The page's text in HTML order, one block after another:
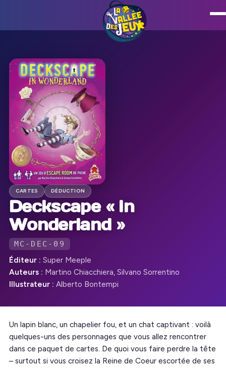
CARTES DÉDUCTION
Deckscape « In
Wonderland »
MC-DEC-09
Éditeur : Super Meeple
Auteurs : Martino Chiacchiera, Silvano Sorrentino
Illustrateur : Alberto Bontempi
Un lapin blanc, un chapelier fou, et un chat captivant : voilà
quelques-uns des personnages que vous allez rencontrer
dans ce paquet de cartes. De quoi vous faire perdre la tête
– surtout si vous croisez la Reine de Coeur escortée de ses